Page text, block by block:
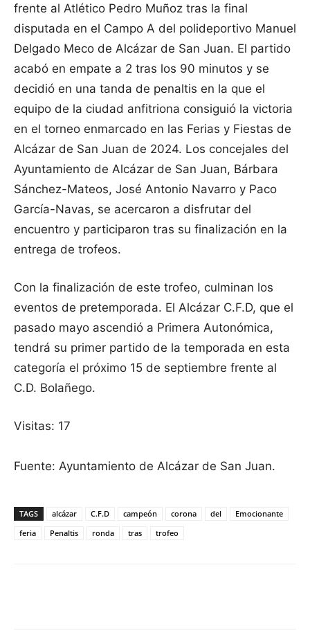
frente al Atlético Pedro Muñoz tras la final
disputada en el Campo A del polideportivo Manuel
Delgado Meco de Alcázar de San Juan. El partido
acabó en empate a 2 tras los 90 minutos y se
decidió en una tanda de penaltis en la que el
equipo de la ciudad anfitriona consiguió la victoria
en el torneo enmarcado en las Ferias y Fiestas de
Alcázar de San Juan de 2024. Los concejales del
Ayuntamiento de Alcázar de San Juan, Bárbara
Sánchez-Mateos, José Antonio Navarro y Paco
García-Navas, se acercaron a disfrutar del
encuentro y participaron tras su finalización en la
entrega de trofeos.
Con la finalización de este trofeo, culminan los
eventos de pretemporada. El Alcázar C.F.D, que el
pasado mayo ascendió a Primera Autonómica,
tendrá su primer partido de la temporada en esta
categoría el próximo 15 de septiembre frente al
C.D. Bolañego.
Visitas: 17
Fuente: Ayuntamiento de Alcázar de San Juan.
TAGS alcázar C.F.D campeón corona del
Emocionante
feria
Penaltis ronda tras trofeo